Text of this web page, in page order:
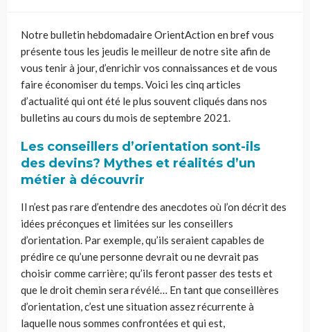
Notre bulletin hebdomadaire OrientAction en bref vous
présente tous les jeudis le meilleur de notre site afin de
vous tenir à jour, d’enrichir vos connaissances et de vous
faire économiser du temps. Voici les cinq articles
d’actualité qui ont été le plus souvent cliqués dans nos
bulletins au cours du mois de septembre 2021.
Les conseillers d’orientation sont-ils
des devins? Mythes et réalités d’un
métier à découvrir
Il n’est pas rare d’entendre des anecdotes où l’on décrit des
idées préconçues et limitées sur les conseillers
d’orientation. Par exemple, qu’ils seraient capables de
prédire ce qu’une personne devrait ou ne devrait pas
choisir comme carrière; qu’ils feront passer des tests et
que le droit chemin sera révélé… En tant que conseillères
d’orientation, c’est une situation assez récurrente à
laquelle nous sommes confrontées et qui est,